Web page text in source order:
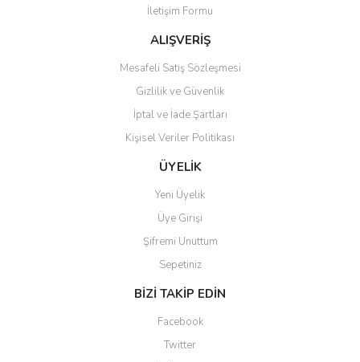
Ürün fiyatı diğer sitelerden daha pahalı.
Bu ürüne benzer farklı alternatifler olmalı.
Gönder
İletişim Formu
ALIŞVERİŞ
Mesafeli Satış Sözleşmesi
Gizlilik ve Güvenlik
İptal ve İade Şartları
Kişisel Veriler Politikası
ÜYELİK
Yeni Üyelik
Üye Girişi
Şifremi Unuttum
Sepetiniz
BİZİ TAKİP EDİN
Facebook
Twitter